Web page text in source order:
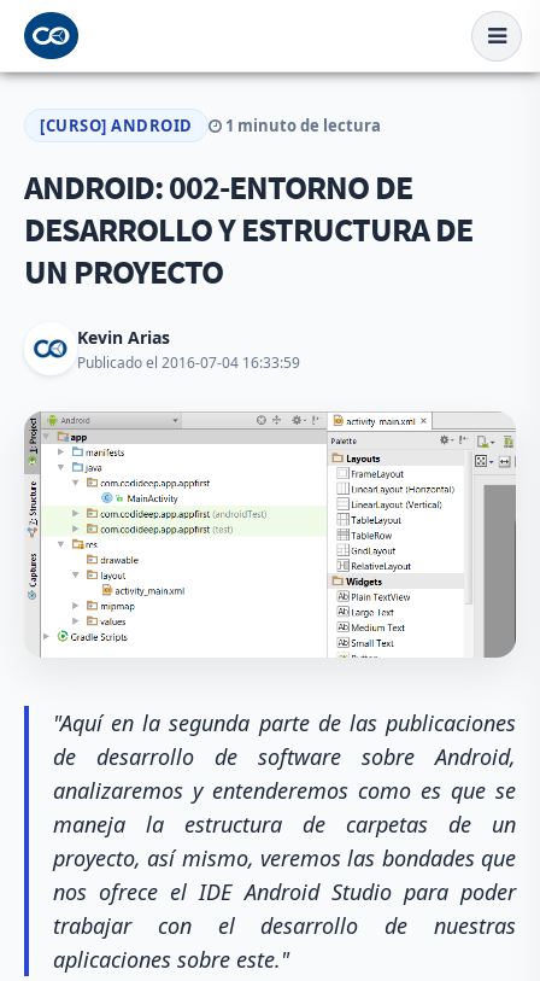
[CURSO] ANDROID 1 minuto de lectura
ANDROID: 002-ENTORNO DE
DESARROLLO Y ESTRUCTURA DE
UN PROYECTO
Kevin Arias
Publicado el 2016-07-04 16:33:59
"Aquí en la segunda parte de las publicaciones
de desarrollo de software sobre Android,
analizaremos y entenderemos como es que se
maneja la estructura de carpetas de un
proyecto, así mismo, veremos las bondades que
nos ofrece el IDE Android Studio para poder
trabajar con el desarrollo de nuestras
aplicaciones sobre este."